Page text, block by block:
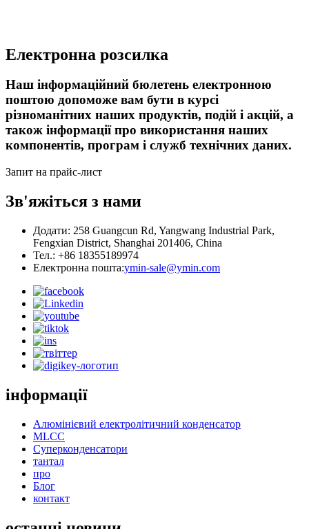
Електронна розсилка
Наш інформаційний бюлетень електронною
поштою допоможе вам бути в курсі
різноманітних наших продуктів, подій і акцій, а
також інформації про використання наших
компонентів, програм і служб технічних даних.
Запит на прайс-лист
Зв'яжіться з нами
Додати: 258 Guangcun Rd, Yangwang Industrial Park,
Fengxian District, Shanghai 201406, China
Тел.: +86 18355189974
Електронна пошта:ymin-sale@ymin.com
інформації
Алюмінієвий електролітичний конденсатор
MLCC
Суперконденсатори
тантал
про
Блог
контакт